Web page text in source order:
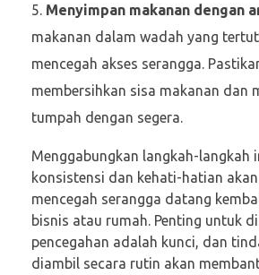
Menyimpan makanan dengan
makanan dalam wadah yang
mencegah akses serangga.
membersihkan sisa makanan dan
tumpah dengan segera.
Menggabungkan langkah-langkah
konsistensi dan kehati-hatian
mencegah serangga datang
bisnis atau rumah. Penting untuk
pencegahan adalah kunci, dan
diambil secara rutin akan